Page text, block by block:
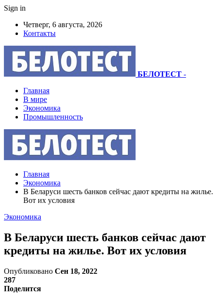
Sign in
Четверг, 6 августа, 2026
Контакты
БЕЛОТЕСТ -
Главная
В мире
Экономика
Промышленность
Главная
Экономика
В Беларуси шесть банков сейчас дают кредиты на жилье.
Вот их условия
Экономика
В Беларуси шесть банков сейчас дают
кредиты на жилье. Вот их условия
Опубликовано Сен 18, 2022
287
Поделится